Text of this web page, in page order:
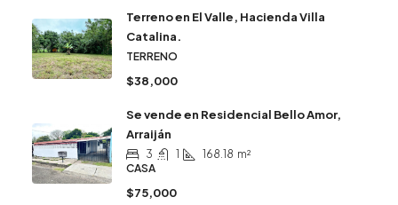
Terreno en El Valle, Hacienda Villa
Catalina.
TERRENO
$38,000
Se vende en Residencial Bello Amor,
Arraiján
3 1 168.18 m²
CASA
$75,000